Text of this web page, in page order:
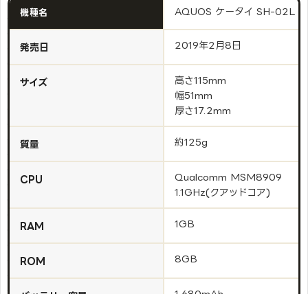
機種名 AQUOS ケータイ SH-02L
発売日 2019年2月8日
サイズ
高さ115mm
幅51mm
厚さ17.2mm
質量 約125g
CPU
Qualcomm MSM8909
1.1GHz(クアッドコア)
RAM 1GB
ROM 8GB